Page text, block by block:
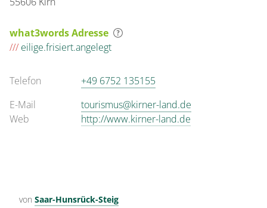
what3words Adresse
/// eilige.frisiert.angelegt
Telefon
+49 6752 135155
E-Mail
tourismus@kirner-land.de
Web
http://www.kirner-land.de
von Saar-Hunsrück-Steig